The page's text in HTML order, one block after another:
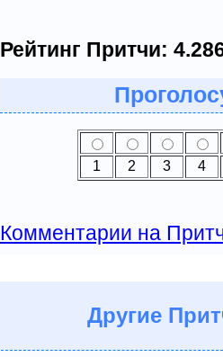
Рейтинг Притчи:
1 2 3 4
Комментарии на
Другие